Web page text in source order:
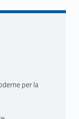
religiose o
di queste
letteraria
anche
per la